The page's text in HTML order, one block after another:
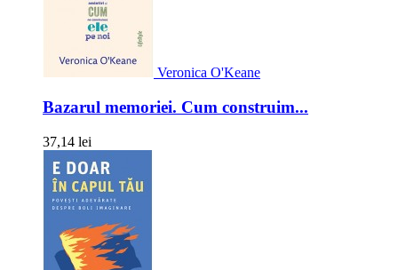
Veronica O'Keane
Bazarul memoriei. Cum construim...
37,14 lei